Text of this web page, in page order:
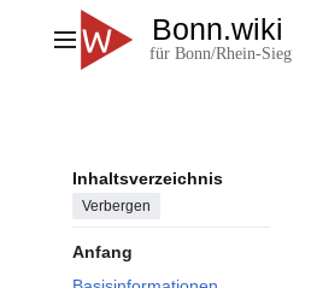
springenHauptmenü
Inhaltsverzeichnis
Verbergen
Anfang